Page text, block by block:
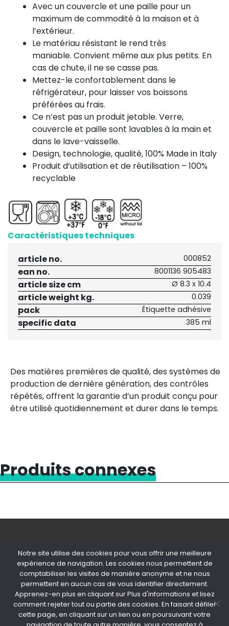
Avec un couvercle et une paille pour un
maximum de commodité à la maison et à
l’extérieur.
Le matériau résistant le rend très
maniable. Convient même aux plus petits. En
cas de chute, il ne se casse pas.
Mettez-le confortablement dans le
réfrigérateur, pour laisser vos boissons
préférées au frais.
Ce n’est pas un produit jetable. Verre,
couvercle et paille sont lavables à la main et
dans le lave-vaisselle.
Design, technologie, qualité, 100% Made in Italy
Produit d’utilisation et de réutilisation – 100%
recyclable
Caractéristiques techniques
article no.
000852
ean no. 8001136 905483
article size cm Ø 8.3 x 10.4
article weight kg. 0.039
pack Étiquette adhésive
specific data 385 ml
Des matières premières de qualité, des systèmes de
production de dernière génération, des contrôles
répétés, offrent la garantie d’un produit conçu pour
être utilisé quotidiennement et durer dans le temps.
Produits connexes
© 2020 Copyright Snips SRL | P. IVA
04603980154
Notre site utilise des cookies pour vous offrir une meilleure
expérience de navigation. Les cookies nous permettent de
comptabiliser les visites de manière anonyme et ne nous
permettent en aucun cas de vous identifier directement.
Apprenez-en plus en cliquant sur Plus d'informations et lisez
comment rejeter tout ou partie des cookies. En faisant défiler
cette page, en cliquant sur un lien ou en poursuivant votre